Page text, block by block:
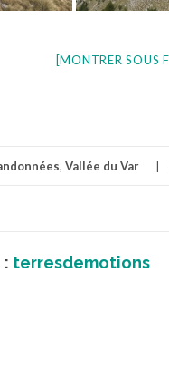
[MONTRER SOUS
, Vallée du Var
: terresdemotions